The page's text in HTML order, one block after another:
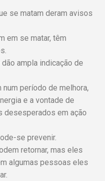
se matam deram avisos
em se matar, têm
ampla indicação de
período de melhora,
e a vontade de
desesperados em ação
se prevenir.
retornar, mas eles
algumas pessoas eles